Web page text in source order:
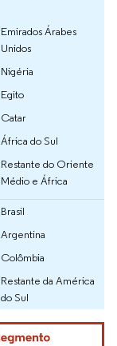
Emirados Árabes
Unidos
Nigéria
Egito
Catar
África do Sul
Restante do Oriente
Médio e África
Brasil
Argentina
Colômbia
Restante da América
do Sul